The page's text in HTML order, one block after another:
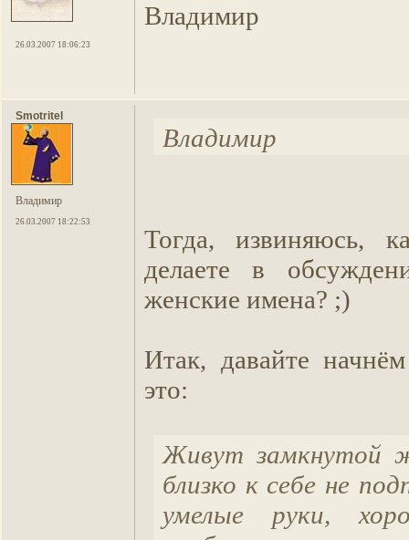
26.03.2007 18:06:23
Владимир
Smotritel
Владимир
26.03.2007 18:22:53
Владимир
Тогда, извиняюсь,
делаете в
женские имена? ;)
Итак, давайте
это:
Живут замкнутой
близко к себе не
умелые руки,